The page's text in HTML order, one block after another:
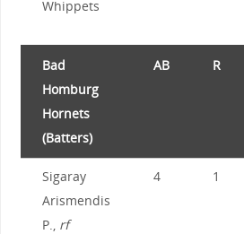
Whippets
Bad
Homburg
Hornets
(Batters)
AB R
Sigaray
Arismendis
P., rf
4 1